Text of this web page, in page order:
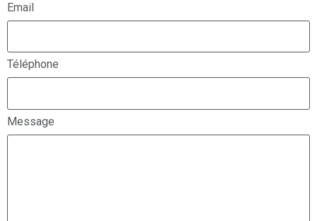
Email
Téléphone
Message